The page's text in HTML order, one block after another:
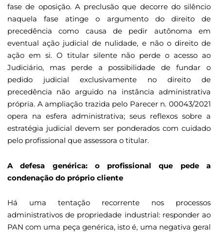
fase de oposição. A preclusão que decorre do silêncio
naquela fase atinge o argumento do direito de
precedência como causa de pedir autônoma em
eventual ação judicial de nulidade, e não o direito de
ação em si. O titular silente não perde o acesso ao
Judiciário, mas perde a possibilidade de fundar o
pedido judicial exclusivamente no direito de
precedência não arguido na instância administrativa
própria. A ampliação trazida pelo Parecer n. 00043/2021
opera na esfera administrativa; seus reflexos sobre a
estratégia judicial devem ser ponderados com cuidado
pelo profissional que assessora o titular.
A defesa genérica: o profissional que pede a
condenação do próprio cliente
Há uma tentação recorrente nos processos
administrativos de propriedade industrial: responder ao
PAN com uma peça genérica, isto é, uma negativa geral